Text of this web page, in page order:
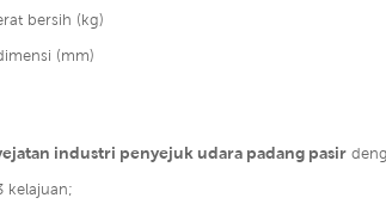
bersih (kg)
(mm)
industri penyejuk udara padang pasir
kelajuan;